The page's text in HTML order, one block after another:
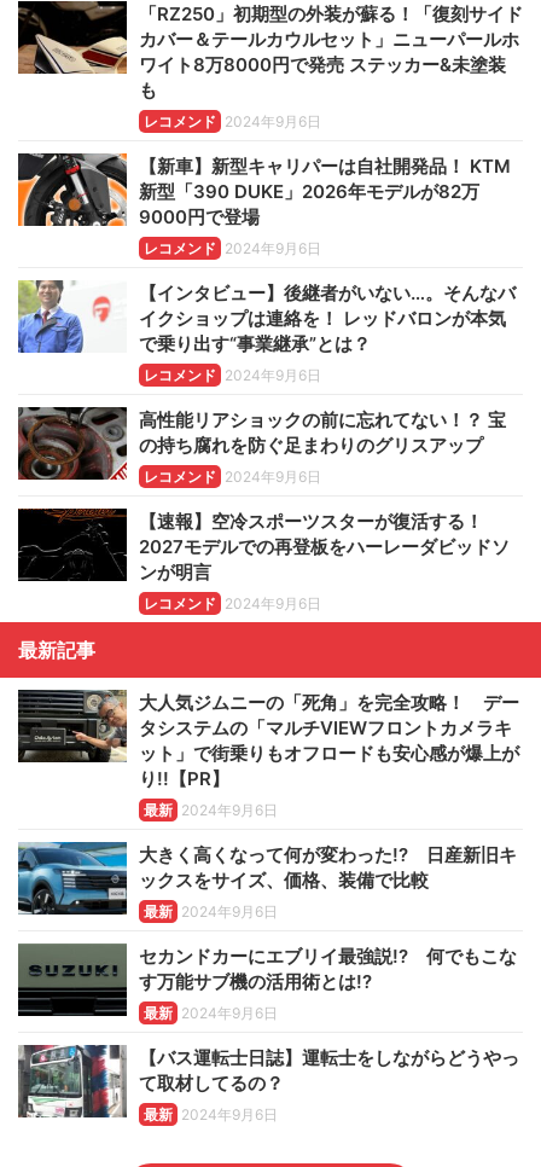
「RZ250」初期型の外装が蘇る！「復刻サイド
カバー＆テールカウルセット」ニューパールホ
ワイト8万8000円で発売 ステッカー&未塗装
も
レコメンド 2024年9月6日
【新車】新型キャリパーは自社開発品！ KTM
新型「390 DUKE」2026年モデルが82万
9000円で登場
レコメンド 2024年9月6日
【インタビュー】後継者がいない…。そんなバ
イクショップは連絡を！ レッドバロンが本気
で乗り出す“事業継承”とは？
レコメンド 2024年9月6日
高性能リアショックの前に忘れてない！？ 宝
の持ち腐れを防ぐ足まわりのグリスアップ
レコメンド 2024年9月6日
【速報】空冷スポーツスターが復活する！
2027モデルでの再登板をハーレーダビッドソ
ンが明言
レコメンド 2024年9月6日
最新記事
大人気ジムニーの「死角」を完全攻略！ デー
タシステムの「マルチVIEWフロントカメラキ
ット」で街乗りもオフロードも安心感が爆上が
り!!【PR】
最新 2024年9月6日
大きく高くなって何が変わった!? 日産新旧キ
ックスをサイズ、価格、装備で比較
最新 2024年9月6日
セカンドカーにエブリイ最強説!? 何でもこな
す万能サブ機の活用術とは!?
最新 2024年9月6日
【バス運転士日誌】運転士をしながらどうやっ
て取材してるの？
最新 2024年9月6日